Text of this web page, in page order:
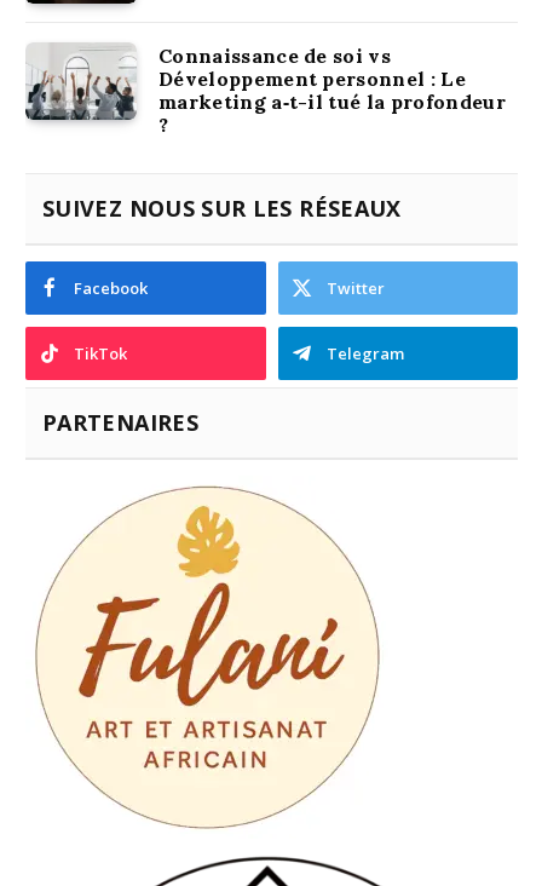
Connaissance de soi vs
Développement personnel : Le
marketing a‑t-il tué la profondeur
?
SUIVEZ NOUS SUR LES RÉSEAUX
Facebook Twitter
TikTok Telegram
PARTENAIRES